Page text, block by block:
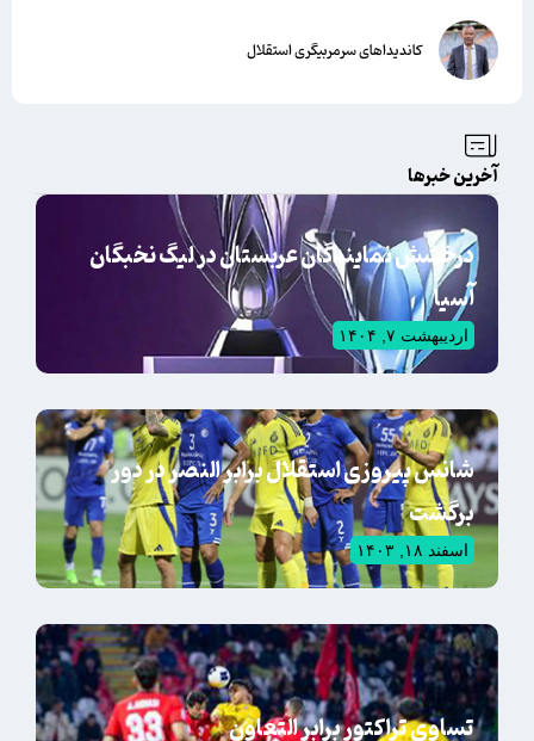
کاندیداهای سرمربیگری استقلال
آخرین خبرها
درخشش نمایندگان عربستان در لیگ نخبگان
آسیا
اردیبهشت ۷, ۱۴۰۴
شانس پیروزی استقلال برابر النصر در دور
برگشت
اسفند ۱۸, ۱۴۰۳
تساوی تراکتور برابر التعاون